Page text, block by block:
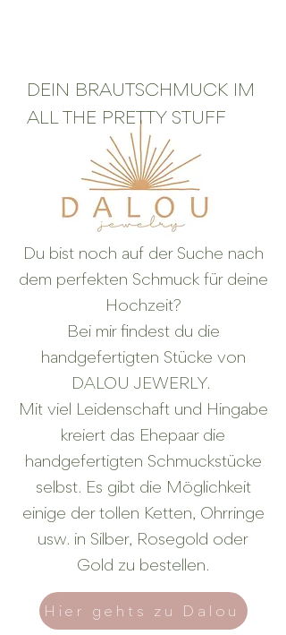
DEIN BRAUTSCHMUCK IM
ALL THE PRETTY STUFF
Du bist noch auf der Suche nach
dem perfekten Schmuck für deine
Hochzeit?
Bei mir findest du die
handgefertigten Stücke von
DALOU JEWERLY.
Mit viel Leidenschaft und Hingabe
kreiert das Ehepaar die
handgefertigten Schmuckstücke
selbst. Es gibt die Möglichkeit
einige der tollen Ketten, Ohrringe
usw. in Silber, Rosegold oder
Gold zu bestellen.
Hier gehts zu Dalou